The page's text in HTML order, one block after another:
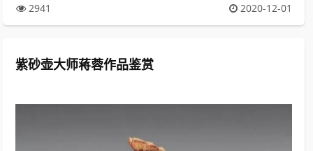
2941 2020-12-01
紫砂壶大师蒋蓉作品鉴赏